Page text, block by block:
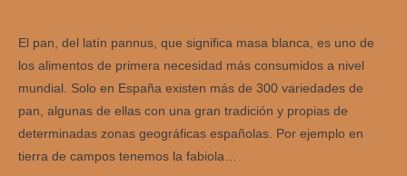
El pan, del latín pannus, que significa masa blanca, es uno de
los alimentos de primera necesidad más consumidos a nivel
mundial. Solo en España existen más de 300 variedades de
pan, algunas de ellas con una gran tradición y propias de
determinadas zonas geográficas españolas. Por ejemplo en
tierra de campos tenemos la fabiola…